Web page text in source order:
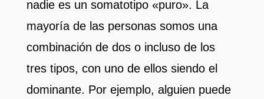
nadie es un somatotipo «puro». La
mayoría de las personas somos una
combinación de dos o incluso de los
tres tipos, con uno de ellos siendo el
dominante. Por ejemplo, alguien puede